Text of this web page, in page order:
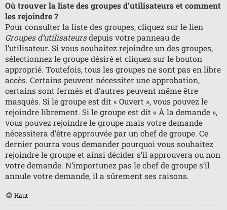
Où trouver la liste des groupes d’utilisateurs et comment
les rejoindre ?
Pour consulter la liste des groupes, cliquez sur le lien
Groupes d’utilisateursdepuis votre panneau de
l’utilisateur. Si vous souhaitez rejoindre un des groupes,
sélectionnez le groupe désiré et cliquez sur le bouton
approprié. Toutefois, tous les groupes ne sont pas en libre
accès. Certains peuvent nécessiter une approbation,
certains sont fermés et d’autres peuvent même être
masqués. Si le groupe est dit « Ouvert », vous pouvez le
rejoindre librement. Si le groupe est dit « À la demande »,
vous pouvez rejoindre le groupe mais votre demande
nécessitera d’être approuvée par un chef de groupe. Ce
dernier pourra vous demander pourquoi vous souhaitez
rejoindre le groupe et ainsi décider s’il approuvera ou non
votre demande. N’importunez pas le chef de groupe s’il
annule votre demande, il a sûrement ses raisons.
Haut